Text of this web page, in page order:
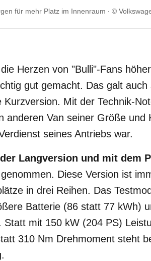
für mehr Platz im Innenraum ©
Herzen von "Bulli"-Fans
gut gemacht. Das galt
Mit der Technik-
anderen Van seiner Größe und
seines Antriebs war.
Langversion und mit dem
Diese Version ist
in drei Reihen. Das
Batterie (86 statt 77 kWh)
mit 150 kW (204 PS)
310 Nm Drehmoment steht